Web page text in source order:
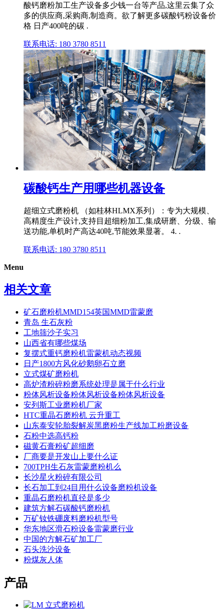
酸钙磨粉加工生产设备多少钱一台等产品,这里云集了众
多的供应商,采购商,制造商。欲了解更多碳酸钙粉设备价
格 日产400吨的碳 .
联系电话: 180 3780 8511
碳酸钙生产用哪些机器设备
超细立式磨粉机 （如桂林HLMX系列）：专为大规模、
高精度生产设计,支持目超细粉加工,集成研磨、分级、输
送功能,单机时产高达40吨,节能效果显著。 4. .
联系电话: 180 3780 8511
Menu
相关文章
矿石磨粉机MMD154英国MMD雷蒙磨
青岛 生石灰粉
工地筛沙子实习
山西省有哪些煤场
复摆式重钙磨粉机雷蒙机动态视频
日产1800方风化砂鹅卵石立磨
立式煤矿磨粉机
高炉渣粉碎粉磨系统处理是属于什么行业
粉体风析设备粉体风析设备粉体风析设备
安列斯工业磨粉机厂家
HTC重晶石磨粉机 云升重工
山东泰安轮胎裂解炭黑磨粉生产线加工粉磨设备
石粉中选高钙粉
磁黄石膏粉矿超细磨
厂商要是开发山上要什么证
700TPH生石灰雷蒙磨粉机么
长沙星火粉碎有限公司
长石加工到24目用什么设备磨粉机设备
重晶石磨粉机直径是多少
建筑方解石碳酸钙磨粉机
万矿钕铁硼废料磨粉机型号
华东地区滑石粉设备雷蒙磨行业
中国的方解石矿加工厂
石头洗沙设备
粉煤灰人体
产品